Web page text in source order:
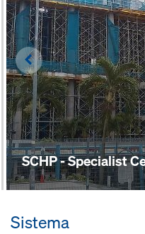
SCHP - Specialist
Left
Sistema